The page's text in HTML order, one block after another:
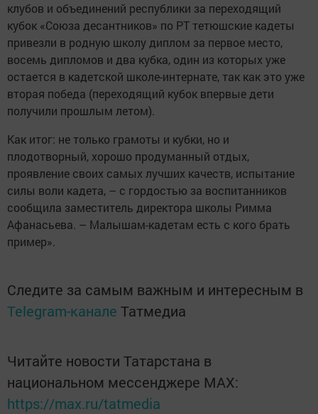
клубов и объединений респуб­лики за переходящий
кубок «Союза десантников» по РТ тетюшские кадеты
привезли в родную школу диплом за первое место,
восемь дипломов и два кубка, один из которых уже
остается в кадетской школе-интернате, так как это уже
вторая победа (переходящий кубок впервые дети
получили прошлым летом).
Как итог: не только грамоты и кубки, но и
плодотворный, хорошо продуманный отдых,
проявление своих самых лучших качеств, испытание
силы воли кадета, – с гордостью за воспитанников
сообщила заместитель директора школы Римма
Афанасьева. – Малышам-кадетам есть с кого брать
пример».
Следите за самым важным и интересным в
Telegram-канале Татмедиа
Читайте новости Татарстана в
национальном мессенджере MАХ:
https://max.ru/tatmedia